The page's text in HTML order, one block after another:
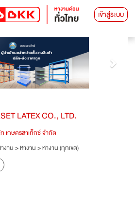
เข้าสู่ระบบ
LATEX CO., LTD.
เกษตรลาเท็กซ์ จำกัด
งาน>หางาน>หางาน (ทุกเขต)